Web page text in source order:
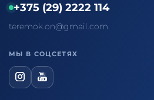
+375 (29) 2222 114
teremok.on@gmail.com
МЫ В СОЦСЕТЯХ